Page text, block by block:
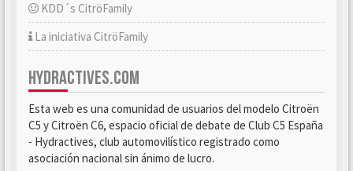
KDD´s CitröFamily
La iniciativa CitröFamily
HYDRACTIVES.COM
Esta web es una comunidad de usuarios del modelo Citroën
C5 y Citroën C6, espacio oficial de debate de Club C5 España
- Hydractives, club automovilístico registrado como
asociación nacional sin ánimo de lucro.